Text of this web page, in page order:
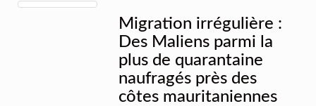
Migration irrégulière :
Des Maliens parmi la
plus de quarantaine
naufragés près des
côtes mauritaniennes